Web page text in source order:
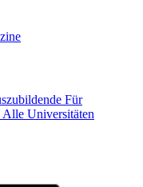
Für
Alle Universitäten